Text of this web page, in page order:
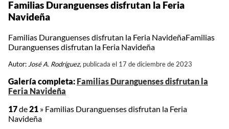
Familias Duranguenses disfrutan la Feria
Navideña
Familias Duranguenses disfrutan la Feria NavideñaFamilias
Duranguenses disfrutan la Feria Navideña
Autor:José A. Rodríguez, publicada el 17 de diciembre de 2023
Galería completa: Familias Duranguenses disfrutan la
Feria Navideña
17de21 » Familias Duranguenses disfrutan la Feria
Navideña